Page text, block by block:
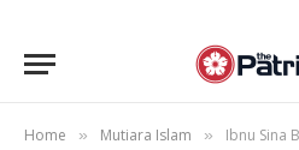
Home » Mutiara Islam » Ibnu Sina